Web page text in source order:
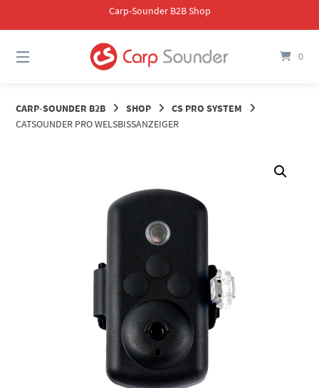
Carp-Sounder B2B Shop
0
CARP-SOUNDER B2B SHOP
CS PRO SYSTEM
CATSOUNDER PRO WELSBISSANZEIGER